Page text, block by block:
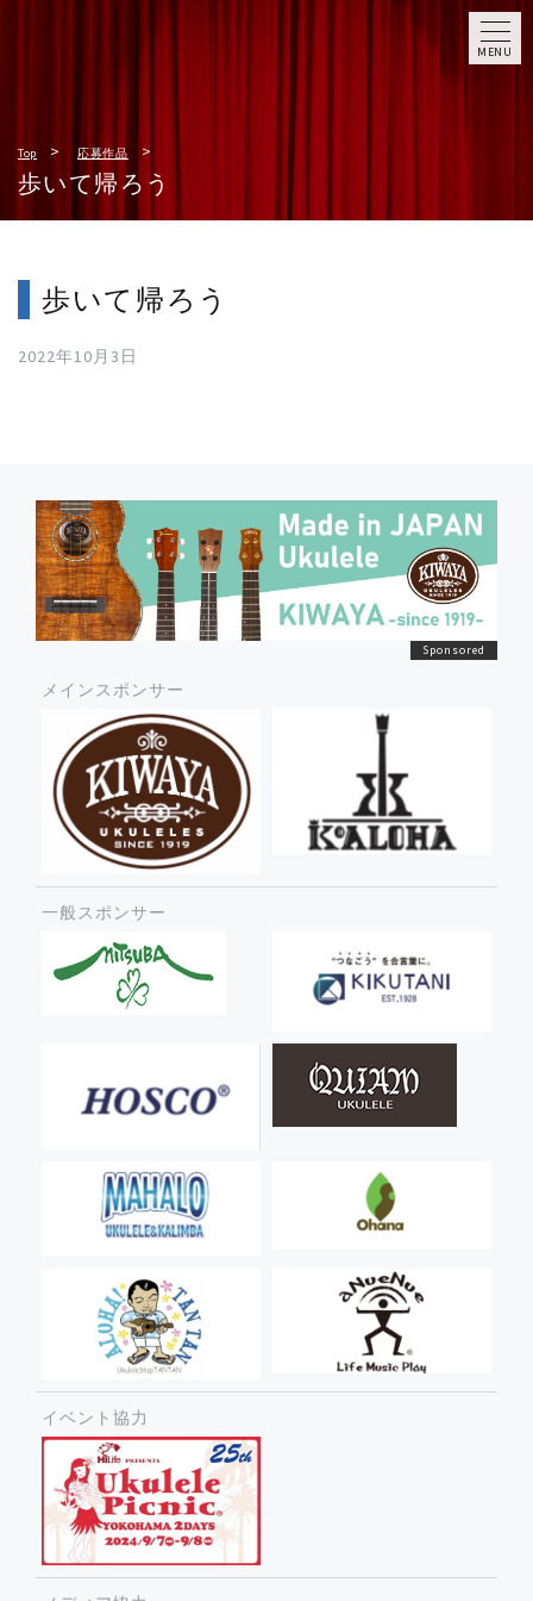
MENU
Top 応募作品
歩いて帰ろう
歩いて帰ろう
2022年10月3日
メインスポンサー
一般スポンサー
イベント協力